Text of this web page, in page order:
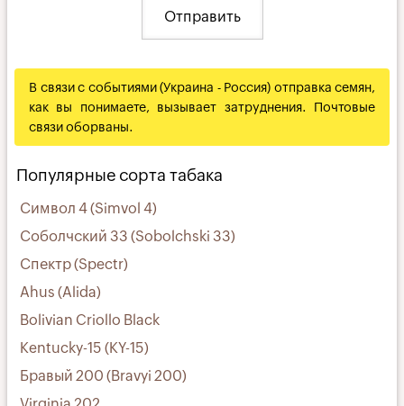
В связи с событиями (Украина - Россия) отправка семян,
как вы понимаете, вызывает затруднения. Почтовые
связи оборваны.
Популярные сорта табака
Символ 4 (Simvol 4)
Соболчский 33 (Sobolchski 33)
Спектр (Spectr)
Ahus (Alida)
Bolivian Criollo Black
Kentucky-15 (KY-15)
Бравый 200 (Bravyi 200)